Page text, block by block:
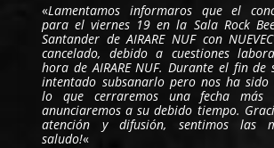
«Lamentamos informaros que el
para el viernes 19 en la Sala Rock
Santander de AIRARE NUF con
cancelado, debido a cuestiones
hora de AIRARE NUF. Durante el fin de
intentado subsanarlo pero nos ha sido
lo que cerraremos una fecha más
anunciaremos a su debido tiempo.
atención y difusión, sentimos las
saludo!«